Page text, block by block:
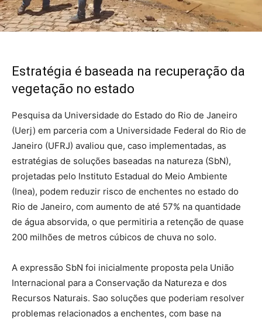
Estratégia é baseada na recuperação da
vegetação no estado
Pesquisa da Universidade do Estado do Rio de Janeiro
(Uerj) em parceria com a Universidade Federal do Rio de
Janeiro (UFRJ) avaliou que, caso implementadas, as
estratégias de soluções baseadas na natureza (SbN),
projetadas pelo Instituto Estadual do Meio Ambiente
(Inea), podem reduzir risco de enchentes no estado do
Rio de Janeiro, com aumento de até 57% na quantidade
de água absorvida, o que permitiria a retenção de quase
200 milhões de metros cúbicos de chuva no solo.
A expressão SbN foi inicialmente proposta pela União
Internacional para a Conservação da Natureza e dos
Recursos Naturais. Sao soluções que poderiam resolver
problemas relacionados a enchentes, com base na